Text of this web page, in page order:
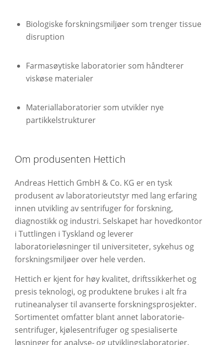
Biologiske forskningsmiljøer som trenger tissue
disruption
Farmasøytiske laboratorier som håndterer
viskøse materialer
Materiallaboratorier som utvikler nye
partikkelstrukturer
Om produsenten Hettich
Andreas Hettich GmbH & Co. KG er en tysk
produsent av laboratorieutstyr med lang erfaring
innen utvikling av sentrifuger for forskning,
diagnostikk og industri. Selskapet har hovedkontor
i Tuttlingen i Tyskland og leverer
laboratorieløsninger til universiteter, sykehus og
forskningsmiljøer over hele verden.
Hettich er kjent for høy kvalitet, driftssikkerhet og
presis teknologi, og produktene brukes i alt fra
rutineanalyser til avanserte forskningsprosjekter.
Sortimentet omfatter blant annet laboratorie­
sentrifuger, kjølesentrifuger og spesialiserte
løsninger for analyse- og utviklingslaboratorier.